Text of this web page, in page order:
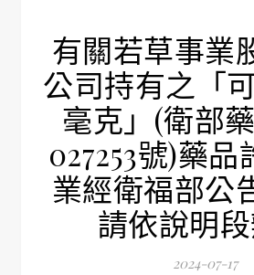
有關若草事業
公司持有之「
毫克」(衛部
027253號)藥品
業經衛福部公
請依說明
2024-07-17